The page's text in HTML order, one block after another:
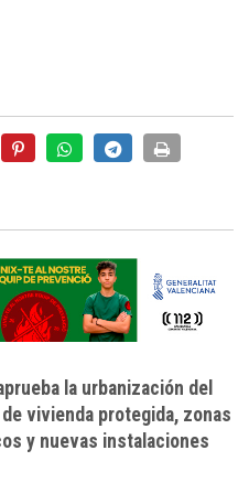
la urbanización del
vivienda protegida, zonas
y nuevas instalaciones